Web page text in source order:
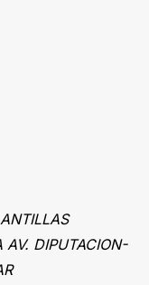
AV. DIPUTACION-